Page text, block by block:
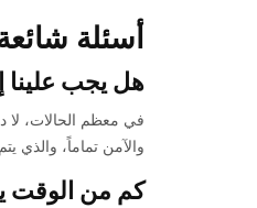
أسئلة
هل يجب علينا
في معظم الحالات، لا
والآمن تماماً، والذي
كم من الوقت